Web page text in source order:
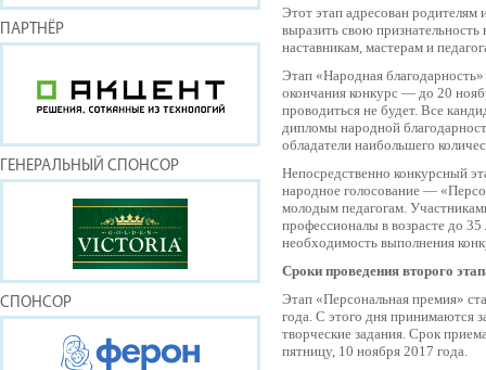
ПАРТНЁР
ГЕНЕРАЛЬНЫЙ СПОНСОР
СПОНСОР
Этот этап адресован
выразить свою
наставникам, мастерам и
Этап «Народная
окончания конкурс — до 20
проводиться не будет. Все
дипломы народной
обладатели наибольшего
Непосредственно конкурсный
народное голосование —
молодым педагогам.
профессионалы в возрасте до
необходимость выполнения
Сроки проведения второго
Этап «Персональная премия»
года. С этого дня принимаются
творческие задания. Срок
пятницу, 10 ноября 2017 года.